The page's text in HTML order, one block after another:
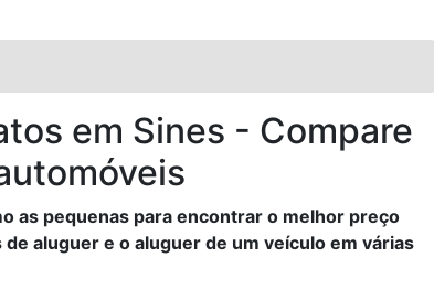
em Sines - Compare
as pequenas para encontrar o melhor preço
aluguer e o aluguer de um veículo em várias